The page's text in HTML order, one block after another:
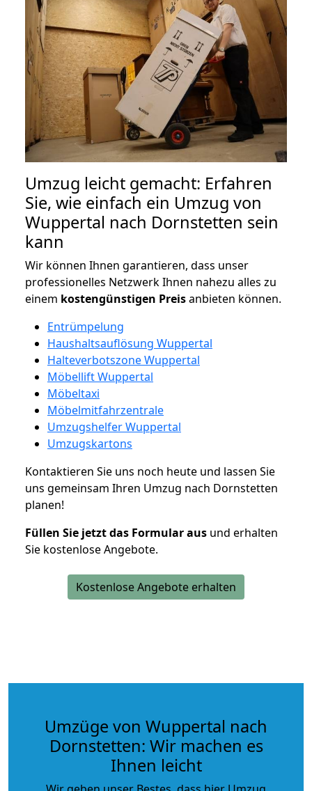
Umzug leicht gemacht: Erfahren
Sie, wie einfach ein Umzug von
Wuppertal nach Dornstetten sein
kann
Wir können Ihnen garantieren, dass unser
professionelles Netzwerk Ihnen nahezu alles zu
einem kostengünstigen Preisanbieten können.
Entrümpelung
Haushaltsauflösung Wuppertal
Halteverbotszone Wuppertal
Möbellift Wuppertal
Möbeltaxi
Möbelmitfahrzentrale
Umzugshelfer Wuppertal
Umzugskartons
Kontaktieren Sie uns noch heute und lassen Sie
uns gemeinsam Ihren Umzug nach Dornstetten
planen!
Füllen Sie jetzt das Formular aus und erhalten
Sie kostenlose Angebote.
Kostenlose Angebote erhalten
Umzüge von Wuppertal nach
Dornstetten: Wir machen es
Ihnen leicht